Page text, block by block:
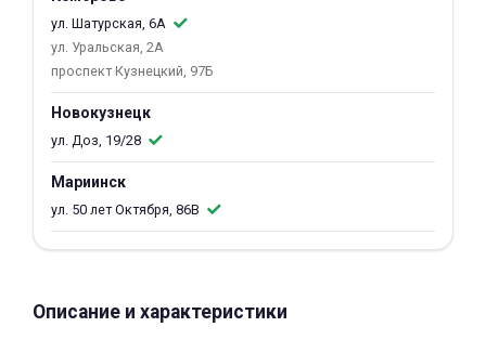
ул. Шатурская, 6А
ул. Уральская, 2А
проспект Кузнецкий, 97Б
Новокузнецк
ул. Доз, 19/28
Мариинск
ул. 50 лет Октября, 86В
Описание и характеристики
об оплате Плайтом
недели
8 800 302-02-51